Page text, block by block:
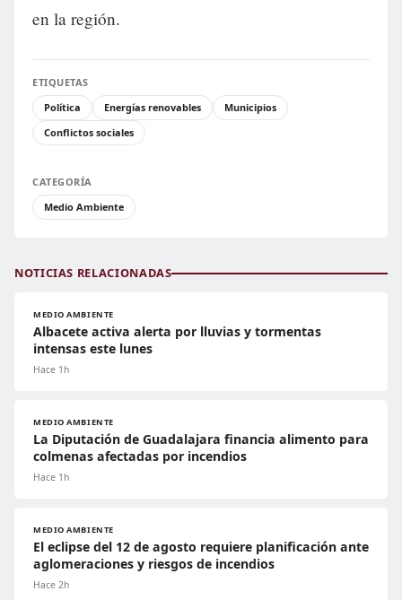
en la región.
ETIQUETAS
Política
Energías renovables
Municipios
Conflictos sociales
CATEGORÍA
Medio Ambiente
NOTICIAS RELACIONADAS
MEDIO AMBIENTE
Albacete activa alerta por lluvias y tormentas
intensas este lunes
Hace 1h
MEDIO AMBIENTE
La Diputación de Guadalajara financia alimento para
colmenas afectadas por incendios
Hace 1h
MEDIO AMBIENTE
El eclipse del 12 de agosto requiere planificación ante
aglomeraciones y riesgos de incendios
Hace 2h